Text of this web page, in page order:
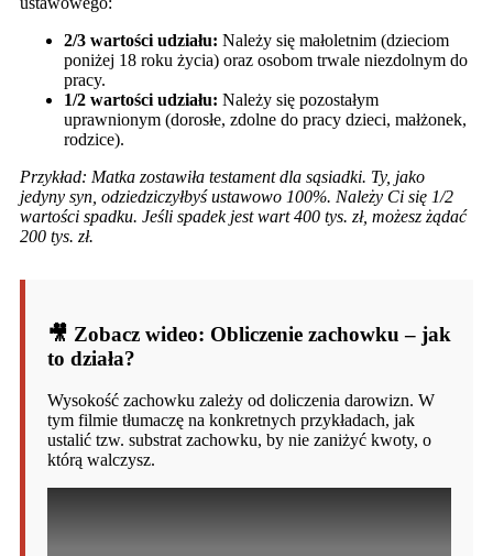
2/3 wartości udziału: Należy się małoletnim (dzieciom
poniżej 18 roku życia) oraz osobom trwale niezdolnym do
pracy.
1/2 wartości udziału: Należy się pozostałym
uprawnionym (dorosłe, zdolne do pracy dzieci, małżonek,
rodzice).
Przykład: Matka zostawiła testament dla sąsiadki. Ty, jako
jedyny syn, odziedziczyłbyś ustawowo 100%. Należy Ci się 1/2
wartości spadku. Jeśli spadek jest wart 400 tys. zł, możesz żądać
200 tys. zł.
🎥 Zobacz wideo: Obliczenie zachowku – jak
to działa?
Wysokość zachowku zależy od doliczenia darowizn. W
tym filmie tłumaczę na konkretnych przykładach, jak
ustalić tzw. substrat zachowku, by nie zaniżyć kwoty, o
którą walczysz.